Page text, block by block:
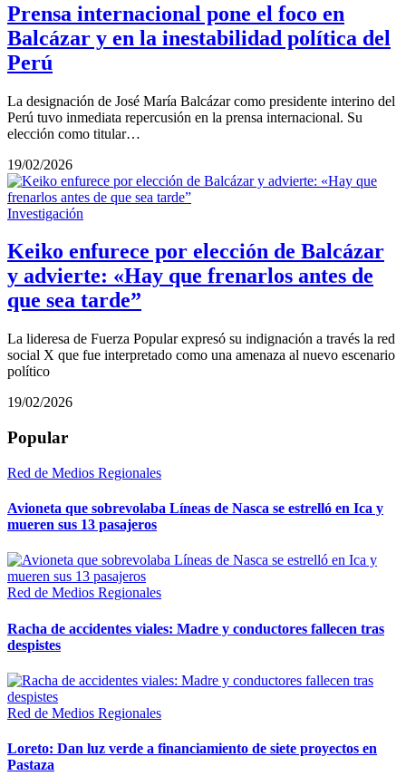
Prensa internacional pone el foco en
Balcázar y en la inestabilidad política del
Perú
La designación de José María Balcázar como presidente interino del
Perú tuvo inmediata repercusión en la prensa internacional. Su
elección como titular…
19/02/2026
Investigación
Keiko enfurece por elección de Balcázar
y advierte: «Hay que frenarlos antes de
que sea tarde”
La lideresa de Fuerza Popular expresó su indignación a través la red
social X que fue interpretado como una amenaza al nuevo escenario
político
19/02/2026
Popular
Red de Medios Regionales
Avioneta que sobrevolaba Líneas de Nasca se estrelló en Ica y
mueren sus 13 pasajeros
Red de Medios Regionales
Racha de accidentes viales: Madre y conductores fallecen tras
despistes
Red de Medios Regionales
Loreto: Dan luz verde a financiamiento de siete proyectos en
Pastaza